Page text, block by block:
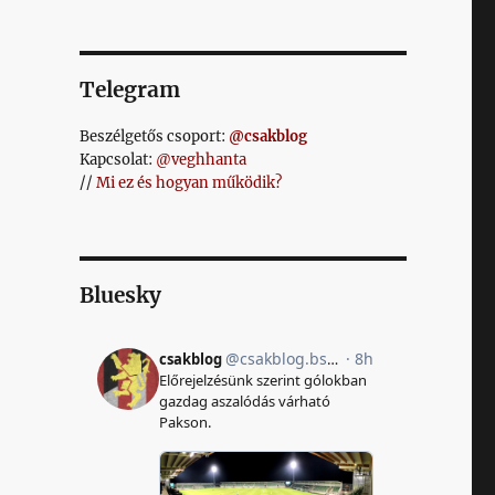
Telegram
Beszélgetős csoport: @csakblog
Kapcsolat: @veghhanta
// Mi ez és hogyan működik?
Bluesky